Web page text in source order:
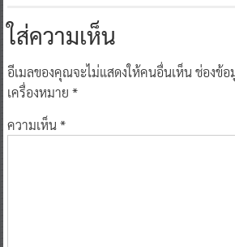
ใส่ความเห็น
อีเมลของคุณจะไม่แสดงให้คนอื่นเห็นช่องข้อ
เครื่องหมาย *
ความเห็น*